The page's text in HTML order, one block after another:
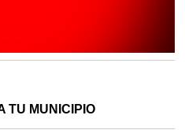
TU MUNICIPIO